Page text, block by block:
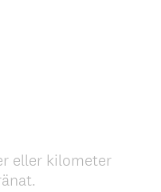
eller kilometer